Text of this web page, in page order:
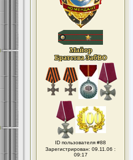
ID пользователя #88
Зарегистрирован: 09.11.06 :
09:17